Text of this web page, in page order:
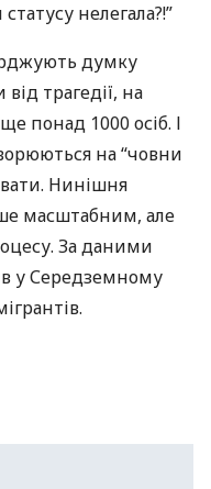
нелегала?!”
думку
трагедії, на
понад 1000 осіб. І
на “човни
Нинішня
масштабним, але
За даними
у Середземному